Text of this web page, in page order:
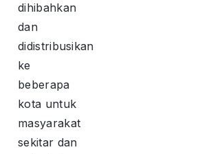
dihibahkan
dan
didistribusikan
ke
beberapa
kota untuk
masyarakat
sekitar dan